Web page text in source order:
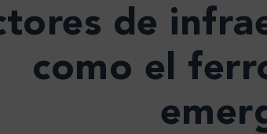
de
como el